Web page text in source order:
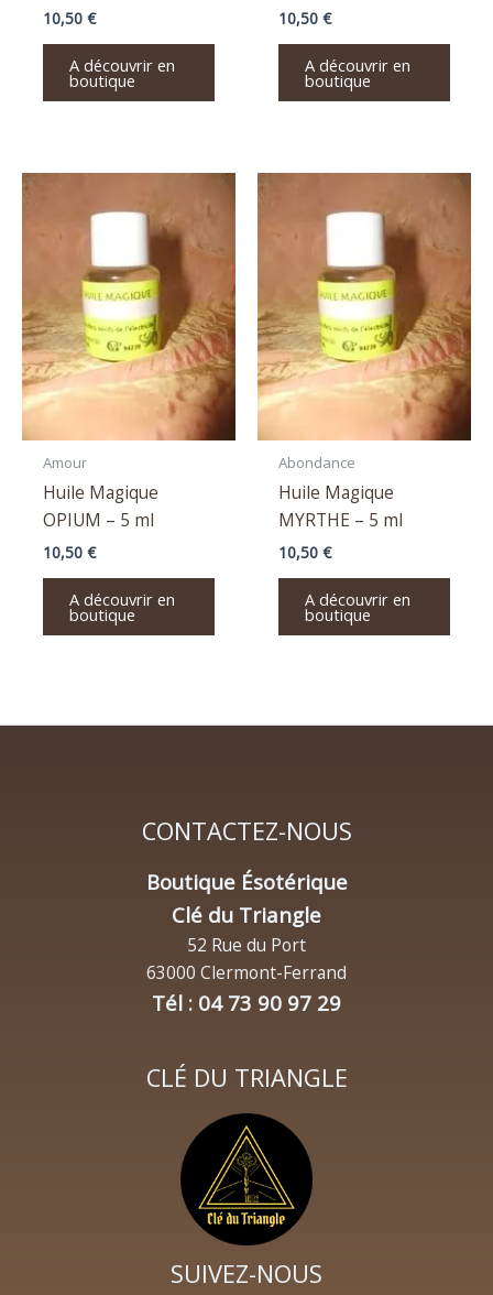
10,50 €
A découvrir en
boutique
10,50 €
A découvrir en
boutique
Amour
Huile Magique
OPIUM – 5 ml
10,50 €
A découvrir en
boutique
Abondance
Huile Magique
MYRTHE – 5 ml
10,50 €
A découvrir en
boutique
CONTACTEZ-NOUS
Boutique Ésotérique
Clé du Triangle
52 Rue du Port
63000 Clermont-Ferrand
Tél : 04 73 90 97 29
CLÉ DU TRIANGLE
SUIVEZ-NOUS